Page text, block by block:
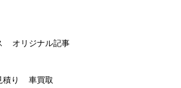
オリジナル記事
積り 車買取